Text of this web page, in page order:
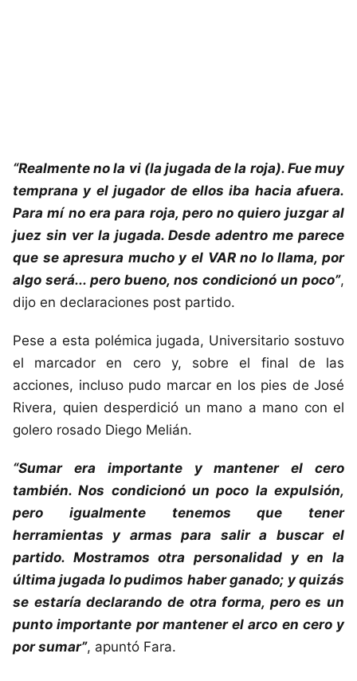
“Realmente no la vi (la jugada de la roja). Fue muy
temprana y el jugador de ellos iba hacia afuera.
Para mí no era para roja, pero no quiero juzgar al
juez sin ver la jugada. Desde adentro me parece
que se apresura mucho y el VAR no lo llama, por
algo será... pero bueno, nos condicionó un poco”,
dijo en declaraciones post partido.
Pese a esta polémica jugada, Universitario sostuvo
el marcador en cero y, sobre el final de las
acciones, incluso pudo marcar en los pies de José
Rivera, quien desperdició un mano a mano con el
golero rosado Diego Melián.
“Sumar era importante y mantener el cero
también. Nos condicionó un poco la expulsión,
pero igualmente tenemos que tener
herramientas y armas para salir a buscar el
partido. Mostramos otra personalidad y en la
última jugada lo pudimos haber ganado; y quizás
se estaría declarando de otra forma, pero es un
punto importante por mantener el arco en cero y
por sumar”, apuntó Fara.